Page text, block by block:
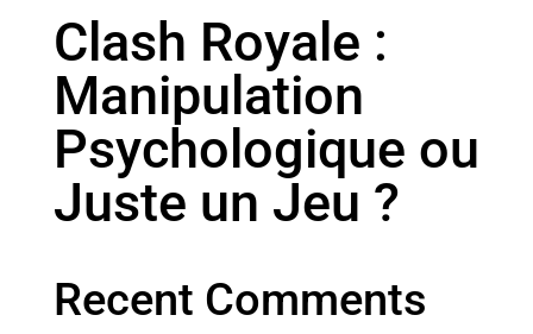
Clash Royale :
Manipulation
Psychologique ou
Juste un Jeu ?
Recent Comments